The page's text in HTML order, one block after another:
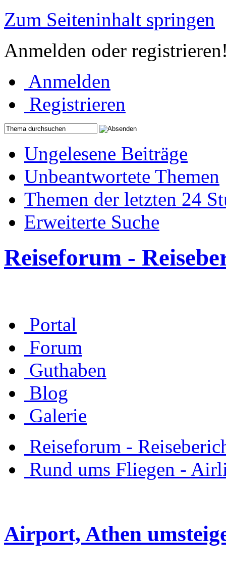
Zum Seiteninhalt springen
Anmelden oder
Anmelden
Registrieren
Ungelesene Beiträge
Unbeantwortete Themen
Themen der letzten 24
Erweiterte Suche
Reiseforum -
Portal
Forum
Guthaben
Blog
Galerie
Reiseforum -
Rund ums Fliegen -
Airport, Athen